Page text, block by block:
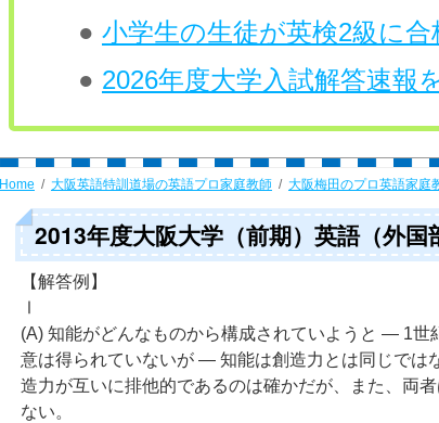
● 小学生の生徒が英検2級に合
● 2026年度大学入試解答速報
Home 大阪英語特訓道場の英語プロ家庭教師 大阪梅田のプロ英語家庭
2013年度大阪大学（前期）英語（外
【解答例】
Ⅰ
(A) 知能がどんなものから構成されていようと ― 1世
意は得られていないが ― 知能は創造力とは同じでは
造力が互いに排他的であるのは確かだが、また、両
ない。